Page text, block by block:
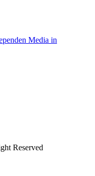
Media in
Reserved